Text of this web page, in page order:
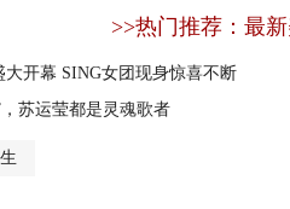
>>热门推荐：最
大开幕 SING女团现身惊喜不断
苏运莹都是灵魂歌者